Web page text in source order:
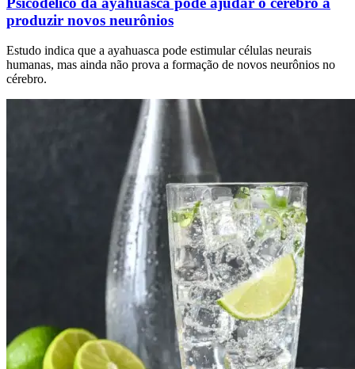
produzir novos neurônios
Estudo indica que a ayahuasca pode estimular células neurais
humanas, mas ainda não prova a formação de novos neurônios no
cérebro.